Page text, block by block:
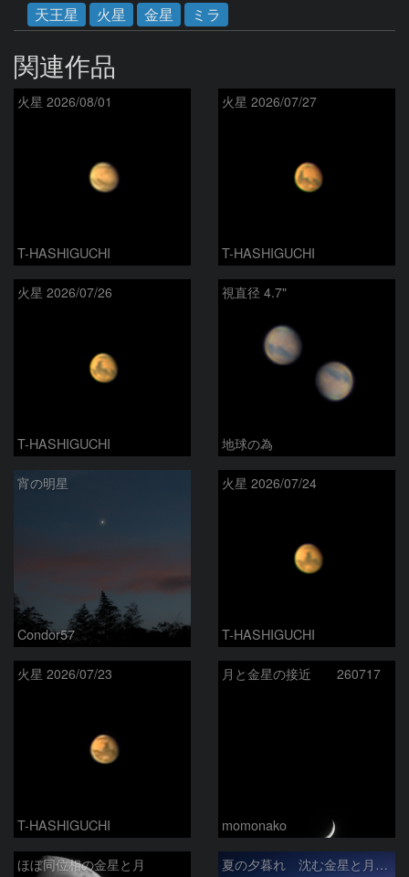
天王星
火星 金星 ミラ
関連作品
火星 2026/08/01
T-HASHIGUCHI
火星 2026/07/27
T-HASHIGUCHI
火星 2026/07/26
T-HASHIGUCHI
視直径 4.7"
地球の為
宵の明星
Condor57
火星 2026/07/24
T-HASHIGUCHI
火星 2026/07/23
T-HASHIGUCHI
月と金星の接近 260717
momonako
ほぼ同位相の金星と月 夏の夕暮れ 沈む金星と月 2026/7/20